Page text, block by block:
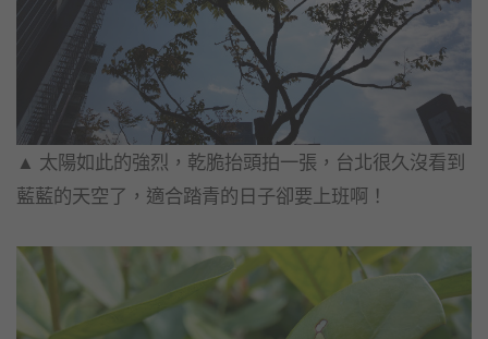
▲ 太陽如此的強烈，乾脆抬頭拍一張，台北很久沒看到
藍藍的天空了， 適合踏青的日子卻要上班啊！